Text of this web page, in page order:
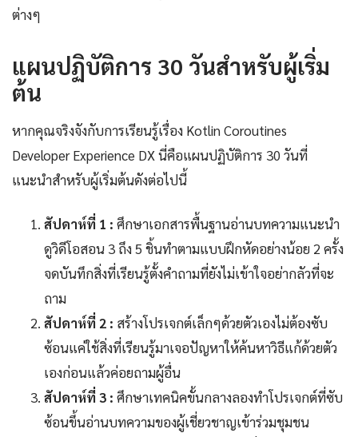
ต่างๆ
แผนปฏิบัติการ 30 วันสำหรับผู้เริ่ม
ต้น
หากคุณจริงจังกับการเรียนรู้เรื่อง Kotlin Coroutines
Developer Experience DX นี่คือแผนปฏิบัติการ 30 วันที่
แนะนำสำหรับผู้เริ่มต้นดังต่อไปนี้
สัปดาห์ที่ 1 : ศึกษาเอกสารพื้นฐานอ่านบทความแนะนำ
ดูวิดีโอสอน 3 ถึง 5 ชิ้นทำตามแบบฝึกหัดอย่างน้อย 2 ครั้ง
จดบันทึกสิ่งที่เรียนรู้ตั้งคำถามที่ยังไม่เข้าใจอย่ากลัวที่จะ
ถาม
สัปดาห์ที่ 2 : สร้างโปรเจกต์เล็กๆด้วยตัวเองไม่ต้องซับ
ซ้อนแค่ใช้สิ่งที่เรียนรู้มาเจอปัญหาให้ค้นหาวิธีแก้ด้วยตัว
เองก่อนแล้วค่อยถามผู้อื่น
สัปดาห์ที่ 3 : ศึกษาเทคนิคขั้นกลางลองทำโปรเจกต์ที่ซับ
ซ้อนขึ้นอ่านบทความของผู้เชี่ยวชาญเข้าร่วมชุมชน